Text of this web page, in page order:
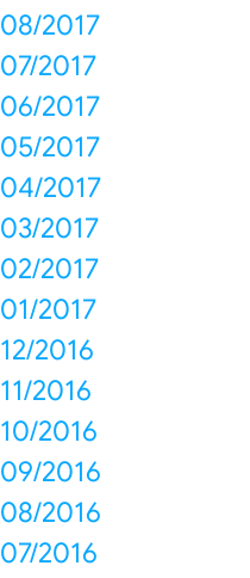
08/2017
07/2017
06/2017
05/2017
04/2017
03/2017
02/2017
01/2017
12/2016
11/2016
10/2016
09/2016
08/2016
07/2016